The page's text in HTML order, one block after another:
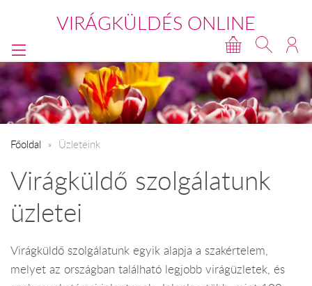
VIRÁGKÜLDÉS ONLINE
Főoldal Üzleteink
Virágküldő szolgálatunk
üzletei
Virágküldő szolgálatunk egyik alapja a szakértelem,
melyet az országban található legjobb virágüzletek, és